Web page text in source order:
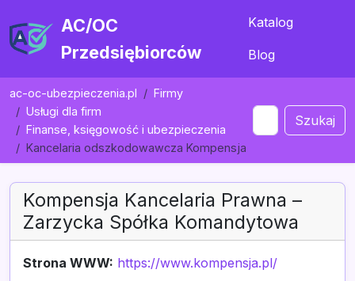
AC/OC
Przedsiębiorców
Katalog
Blog
ac-oc-ubezpieczenia.pl
Firmy
Usługi dla firm
Finanse, księgowość i ubezpieczenia
Kancelaria odszkodowawcza Kompensja
Szukaj
Kompensja Kancelaria Prawna –
Zarzycka Spółka Komandytowa
Strona WWW: https://www.kompensja.pl/